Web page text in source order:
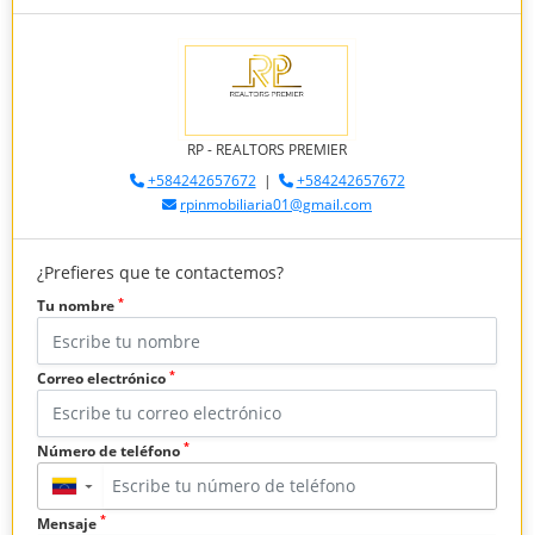
RP - REALTORS PREMIER
+584242657672|
+584242657672
rpinmobiliaria01@gmail.com
¿Prefieres que te contactemos?
Tu nombre *
Correo electrónico *
Número de teléfono *
▼
Mensaje *